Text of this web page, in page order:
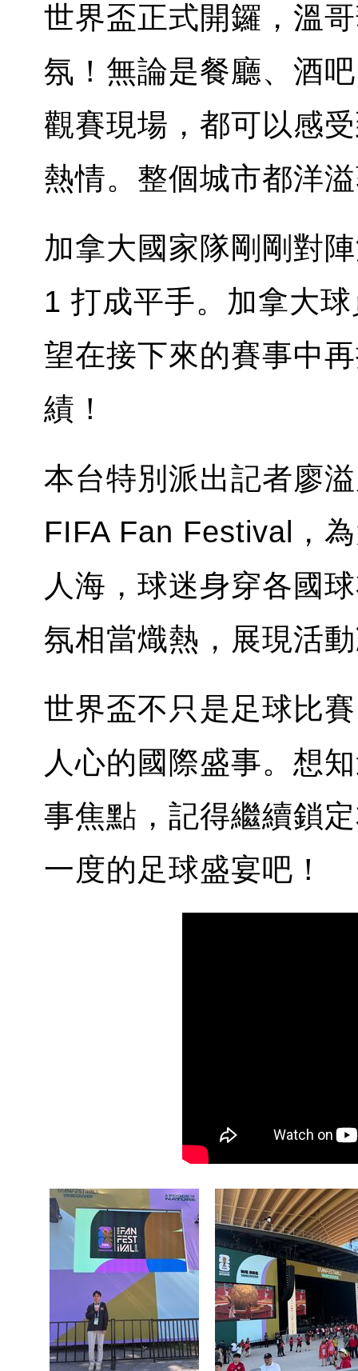
世界盃正式開鑼，溫
氛！無論是餐廳、酒
觀賽現場，都可以感
熱情。整個城市都洋
加拿大國家隊剛剛對
1 打成平手。加拿大
望在接下來的賽事中
績！
本台特別派出記者廖
FIFA Fan Festival，
人海，球迷身穿各國
氛相當熾熱，展現活
世界盃不只是足球比
人心的國際盛事。想
事焦點，記得繼續鎖
一度的足球盛宴吧！